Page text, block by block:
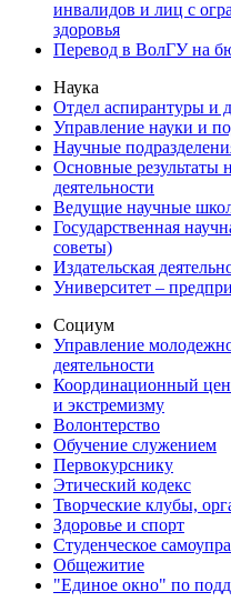
инвалидов и лиц с
здоровья
Перевод в ВолГУ на
Наука
Отдел аспирантуры и
Управление науки и
Научные
Основные результаты
деятельности
Ведущие научные
Государственная
советы)
Издательская
Университет –
Социум
Управление
деятельности
Координационный
и экстремизму
Волонтерство
Обучение служением
Первокурснику
Этический кодекс
Творческие клубы,
Здоровье и спорт
Студенческое
Общежитие
"Единое окно" по